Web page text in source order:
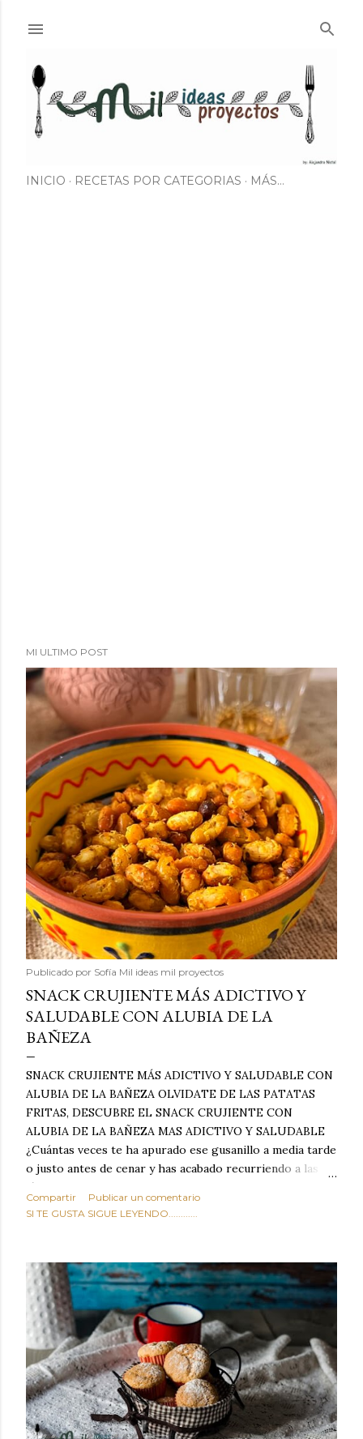
INICIO RECETAS POR CATEGORIAS MÁS…
MI ULTIMO POST
Publicado por Sofía Mil ideas mil proyectos
SNACK CRUJIENTE MÁS ADICTIVO Y
SALUDABLE CON ALUBIA DE LA
BAÑEZA
SNACK CRUJIENTE MÁS ADICTIVO Y SALUDABLE CON
ALUBIA DE LA BAÑEZA OLVIDATE DE LAS PATATAS
FRITAS, DESCUBRE EL SNACK CRUJIENTE CON
ALUBIA DE LA BAÑEZA MAS ADICTIVO Y SALUDABLE
¿Cuántas veces te ha apurado ese gusanillo a media tarde
o justo antes de cenar y has acabado recurriendo a las
típicas patatas de bolsa, frutos secos fritos o snacks
ultraprocesados llenos de grasas saturadas y sodio?
sabroso, con ese toque tostado y crujiente que tanto nos
satisface. Estas alubias crujientes al horno van a cambiar
por completo tu forma de ver las legumbres. Olvídate de
asociar las alubias únicamente a los guisos tradicionales y
copiosos de invierno. Con esta receta simple pero
revolucionaria, transformaremos un ingrediente tan
humilde como la alubia de La Bañeza en un snack ligero,
dorado, cargado de proteína y 100% natural. Es el
sustituto perfecto a los frutos se...
Compartir
Publicar un comentario
SI TE GUSTA SIGUE LEYENDO............